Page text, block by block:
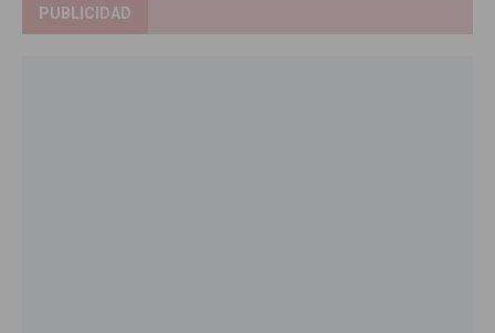
PUBLICIDAD